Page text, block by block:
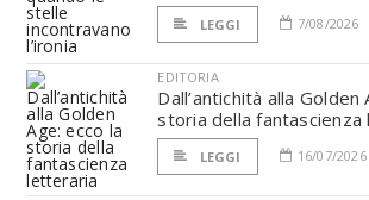
LEGGI 7/08/2026
EDITORIA
Dall’antichità alla Golden
storia della
LEGGI 16/07/2026